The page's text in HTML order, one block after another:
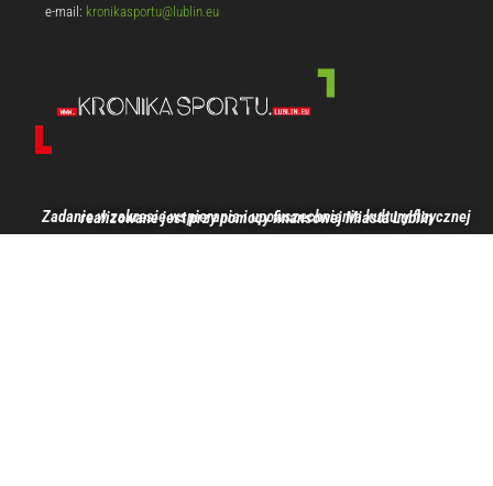
e-mail: kronikasportu@lublin.eu
Zadanie w zakresie wspierania i upowszechniania kultury fizycznej realizowane jest przy pomocy finansowej Miasta Lublin